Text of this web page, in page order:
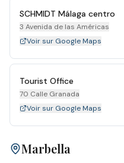
SCHMIDT Málaga centro
3 Avenida de las Américas
Voir sur Google Maps
Tourist Office
70 Calle Granada
Voir sur Google Maps
Marbella